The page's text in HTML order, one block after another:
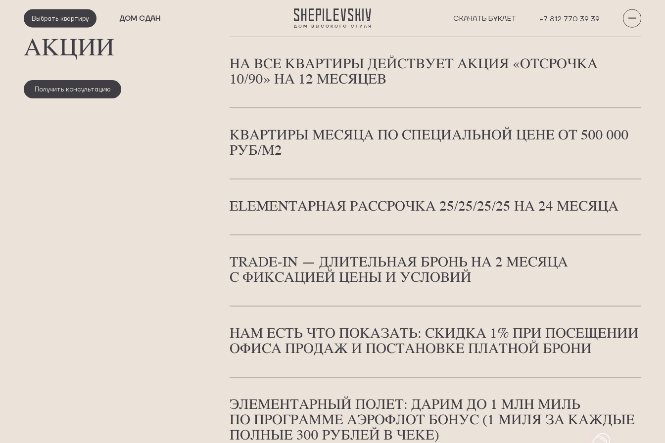
ДОМ СДАН
Выбрать квартиру СКАЧАТЬ БУКЛЕТ +7 812 770 39 39
АКЦИИ
Получить консультацию
НА ВСЕ КВАРТИРЫ ДЕЙСТВУЕТ АКЦИЯ «ОТСРОЧКА
10/90» НА 12 МЕСЯЦЕВ
КВАРТИРЫ МЕСЯЦА ПО СПЕЦИАЛЬНОЙ ЦЕНЕ ОТ 500 000
РУБ/М2
ELEMENTАРНАЯ РАССРОЧКА 25/25/25/25 НА 24 МЕСЯЦА
TRADE-IN — ДЛИТЕЛЬНАЯ БРОНЬ НА 2 МЕСЯЦА
С ФИКСАЦИЕЙ ЦЕНЫ И УСЛОВИЙ
НАМ ЕСТЬ ЧТО ПОКАЗАТЬ: СКИДКА 1% ПРИ ПОСЕЩЕНИИ
ОФИСА ПРОДАЖ И ПОСТАНОВКЕ ПЛАТНОЙ БРОНИ
ЭЛЕМЕНТАРНЫЙ ПОЛЕТ: ДАРИМ ДО 1 МЛН МИЛЬ
ПО ПРОГРАММЕ АЭРОФЛОТ БОНУС (1 МИЛЯ ЗА КАЖДЫЕ
ПОЛНЫЕ 300 РУБЛЕЙ В ЧЕКЕ)